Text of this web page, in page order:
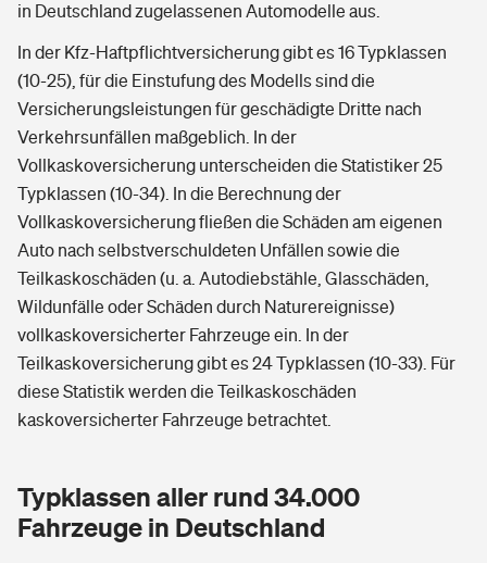
in Deutschland zugelassenen Automodelle aus.
In der Kfz-Haftpflichtversicherung gibt es 16 Typklassen
(10-25), für die Einstufung des Modells sind die
Versicherungsleistungen für geschädigte Dritte nach
Verkehrsunfällen maßgeblich. In der
Vollkaskoversicherung unterscheiden die Statistiker 25
Typklassen (10-34). In die Berechnung der
Vollkaskoversicherung fließen die Schäden am eigenen
Auto nach selbstverschuldeten Unfällen sowie die
Teilkaskoschäden (u. a. Autodiebstähle, Glasschäden,
Wildunfälle oder Schäden durch Naturereignisse)
vollkaskoversicherter Fahrzeuge ein. In der
Teilkaskoversicherung gibt es 24 Typklassen (10-33). Für
diese Statistik werden die Teilkaskoschäden
kaskoversicherter Fahrzeuge betrachtet.
Typklassen aller rund 34.000
Fahrzeuge in Deutschland